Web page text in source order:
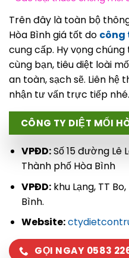
Trên đây là toàn bộ
Hòa Bình giá tốt do công
cung cấp. Hy vọng
cùng bạn, tiêu diệt loài
an toàn, sạch sẽ. Liên hệ
nhận tư vấn trực tiếp nhé.
CÔNG TY DIỆT MỐI
VPĐD:Số 15 đường Lê
Thành phố Hòa Bình
VPĐD:khu Lạng, TT
Bình.
Website:
GỌI NGAY 0583